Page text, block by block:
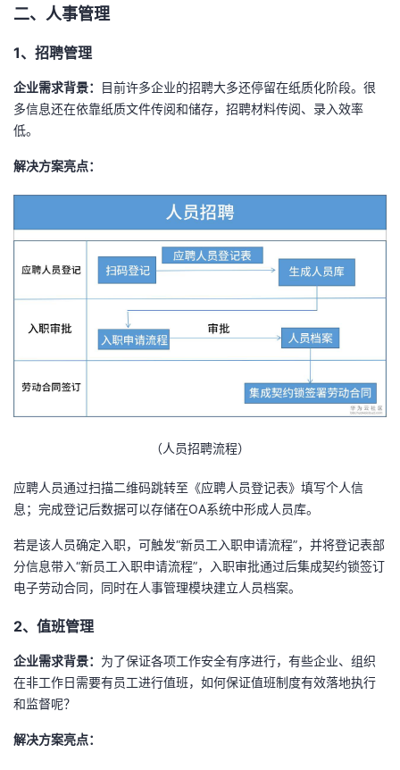
二、人事管理
1、招聘管理
企业需求背景：
目前许多企业的招聘大多还停留在纸质化阶段。很
多信息还在依靠纸质文件传阅和储存，招聘材料传阅、录入效率
低。
解决方案亮点：
（人员招聘流程）
应聘人员通过扫描二维码跳转至《应聘人员登记表》填写个人信
息；完成登记后数据可以存储在OA系统中形成人员库。
若是该人员确定入职，可触发“新员工入职申请流程”，并将登记表部
分信息带入“新员工入职申请流程”，入职审批通过后集成契约锁签订
电子劳动合同，同时在人事管理模块建立人员档案。
2、值班管理
企业需求背景： 为了保证各项工作安全有序进行，有些企业、组织
在非工作日需要有员工进行值班，如何保证值班制度有效落地执行
和监督呢？
解决方案亮点：